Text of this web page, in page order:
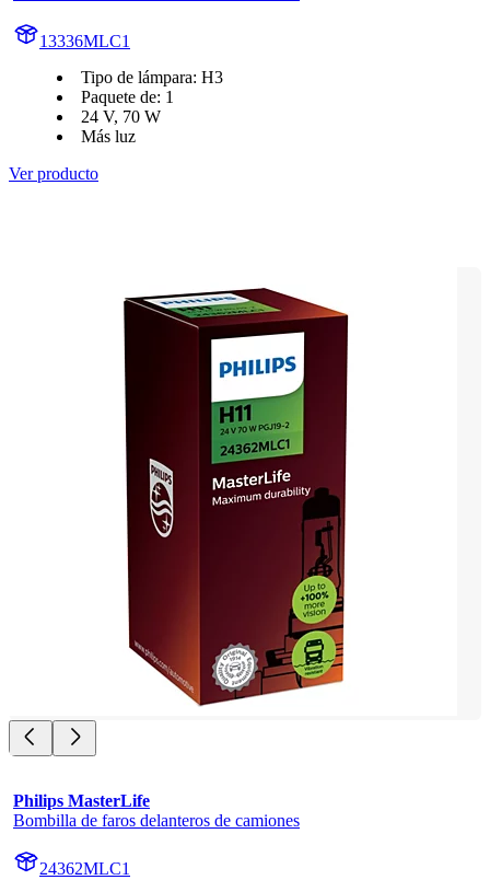
13336MLC1
Tipo de lámpara: H3
Paquete de: 1
24 V, 70 W
Más luz
Ver producto
Philips MasterLife
Bombilla de faros delanteros de camiones
24362MLC1